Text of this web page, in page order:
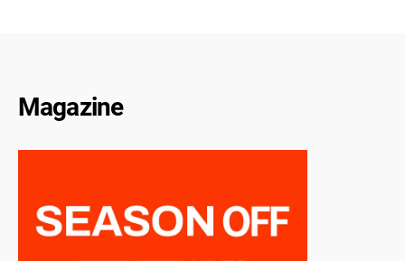
Magazine